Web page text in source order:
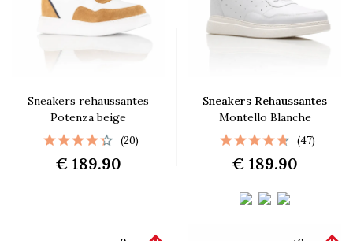
Sneakers rehaussantes
Potenza beige
(20)
€ 189.90
Sneakers Rehaussantes
Montello Blanche
(47)
€ 189.90